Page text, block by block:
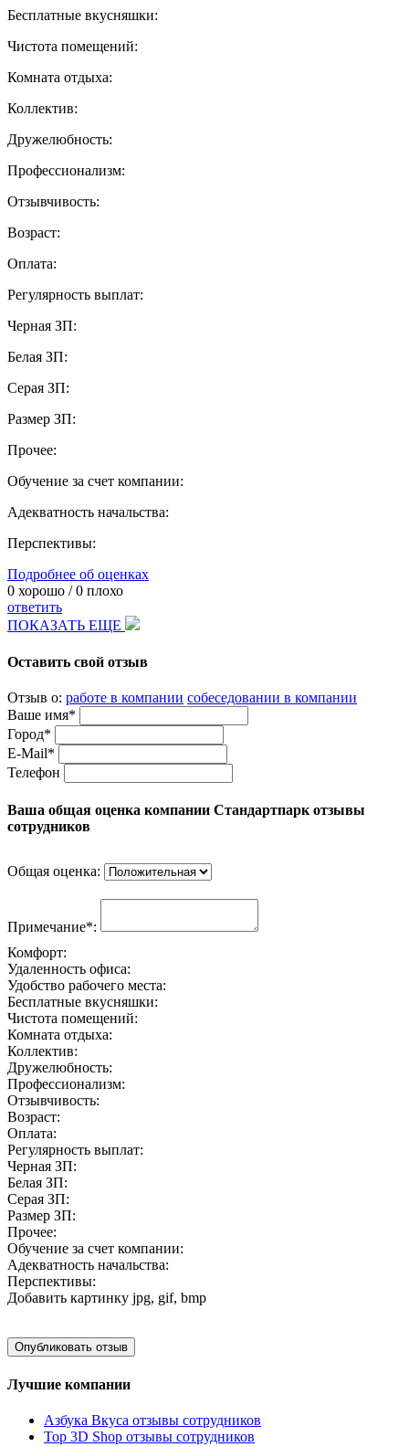
Бесплатные вкусняшки:
Чистота помещений:
Комната отдыха:
Коллектив:
Дружелюбность:
Профессионализм:
Отзывчивость:
Возраст:
Оплата:
Регулярность выплат:
Черная ЗП:
Белая ЗП:
Серая ЗП:
Размер ЗП:
Прочее:
Обучение за счет компании:
Адекватность начальства:
Перспективы:
Подробнее об оценках
0 хорошо /0 плохо
ответить
ПОКАЗАТЬ ЕЩЕ
Оставить свой отзыв
Отзыв о: работе в компании собеседовании в компании
Ваше имя*
Город*
E-Mail*
Телефон
Ваша общая оценка компании Стандартпарк отзывы
сотрудников
Общая оценка:
Примечание*:
Комфорт:
Удаленность офиса:
Удобство рабочего места:
Бесплатные вкусняшки:
Чистота помещений:
Комната отдыха:
Коллектив:
Дружелюбность:
Профессионализм:
Отзывчивость:
Возраст:
Оплата:
Регулярность выплат:
Черная ЗП:
Белая ЗП:
Серая ЗП:
Размер ЗП:
Прочее:
Обучение за счет компании:
Адекватность начальства:
Перспективы:
Добавить картинку jpg, gif, bmp
Лучшие компании
Азбука Вкуса отзывы сотрудников
Top 3D Shop отзывы сотрудников